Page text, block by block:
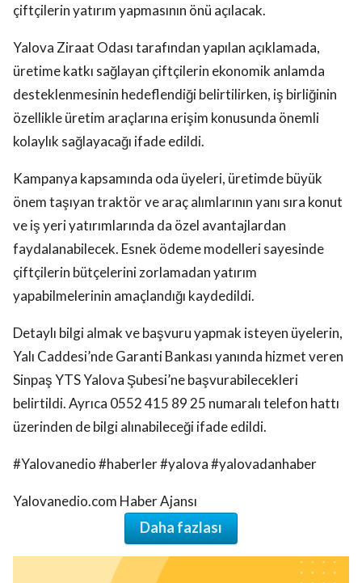
çiftçilerin yatırım yapmasının önü açılacak.
Yalova Ziraat Odası tarafından yapılan açıklamada,
üretime katkı sağlayan çiftçilerin ekonomik anlamda
desteklenmesinin hedeflendiği belirtilirken, iş birliğinin
özellikle üretim araçlarına erişim konusunda önemli
kolaylık sağlayacağı ifade edildi.
Kampanya kapsamında oda üyeleri, üretimde büyük
önem taşıyan traktör ve araç alımlarının yanı sıra konut
ve iş yeri yatırımlarında da özel avantajlardan
faydalanabilecek. Esnek ödeme modelleri sayesinde
çiftçilerin bütçelerini zorlamadan yatırım
yapabilmelerinin amaçlandığı kaydedildi.
Detaylı bilgi almak ve başvuru yapmak isteyen üyelerin,
Yalı Caddesi’nde Garanti Bankası yanında hizmet veren
Sinpaş YTS Yalova Şubesi’ne başvurabilecekleri
belirtildi. Ayrıca 0552 415 89 25 numaralı telefon hattı
üzerinden de bilgi alınabileceği ifade edildi.
#Yalovanedio #haberler #yalova #yalovadanhaber
Yalovanedio.com Haber Ajansı
Daha fazlası